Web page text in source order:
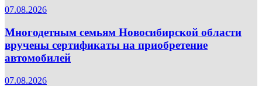
07.08.2026
Многодетным семьям Новосибирской области
вручены сертификаты на приобретение
автомобилей
07.08.2026